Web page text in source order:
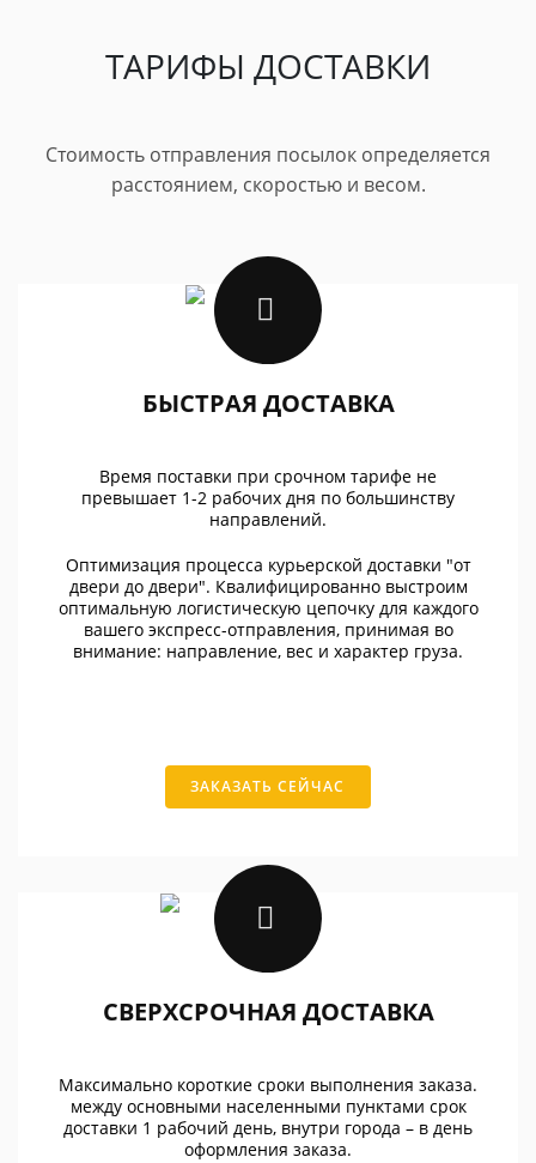
ТАРИФЫ ДОСТАВКИ
Стоимость отправления посылок определяется
расстоянием, скоростью и весом.
БЫСТРАЯ ДОСТАВКА
Время поставки при срочном тарифе не
превышает 1-2 рабочих дня по большинству
направлений.
Оптимизация процесса курьерской доставки "от
двери до двери". Квалифицированно выстроим
оптимальную логистическую цепочку для каждого
вашего экспресс-отправления, принимая во
внимание: направление, вес и характер груза.
ЗАКАЗАТЬ СЕЙЧАС
СВЕРХСРОЧНАЯ ДОСТАВКА
Максимально короткие сроки выполнения заказа.
между основными населенными пунктами срок
доставки 1 рабочий день, внутри города – в день
оформления заказа.